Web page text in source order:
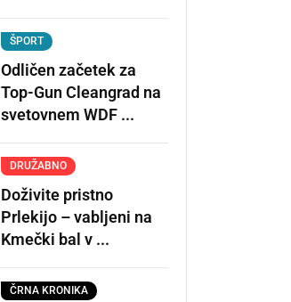
ŠPORT
Odličen začetek za
Top-Gun Cleangrad na
svetovnem WDF ...
DRUŽABNO
Doživite pristno
Prlekijo – vabljeni na
Kmečki bal v ...
ČRNA KRONIKA